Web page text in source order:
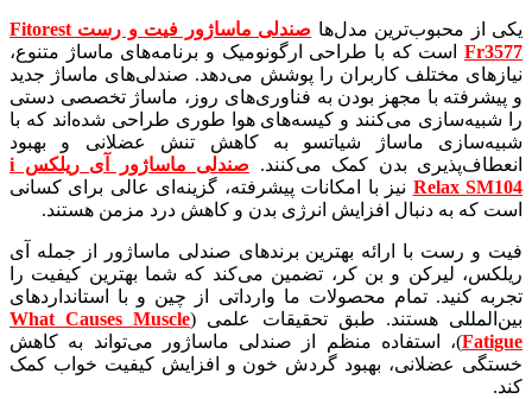
یکی از محبوب‌ترین مدل‌ها
صندلی ماساژور فیت و رست Fitorest
Fr3577 است که با طراحی ارگونومیک و برنامه‌های ماساژ متنوع،
نیازهای مختلف کاربران را پوشش می‌دهد. صندلی‌های ماساژ جدید
و پیشرفته با مجهز بودن به فناوری‌های روز، ماساژ تخصصی دستی
را شبیه‌سازی می‌کنند و کیسه‌های هوا طوری طراحی شده‌اند که با
شبیه‌سازی ماساژ شیاتسو به کاهش تنش عضلانی و بهبود
انعطاف‌پذیری بدن کمک می‌کنند.
صندلی ماساژور آی ریلکس i
Relax SM104 نیز با امکانات پیشرفته، گزینه‌ای عالی برای کسانی
است که به دنبال افزایش انرژی بدن و کاهش درد مزمن هستند.
فیت و رست با ارائه بهترین برندهای صندلی ماساژور از جمله آی
ریلکس، لیرکن و بن کر، تضمین می‌کند که شما بهترین کیفیت را
تجربه کنید. تمام محصولات ما وارداتی از چین و با استانداردهای
بین‌المللی هستند. طبق تحقیقات علمی (What Causes Muscle
Fatigue)، استفاده منظم از صندلی ماساژور می‌تواند به کاهش
خستگی عضلانی، بهبود گردش خون و افزایش کیفیت خواب کمک
کند.